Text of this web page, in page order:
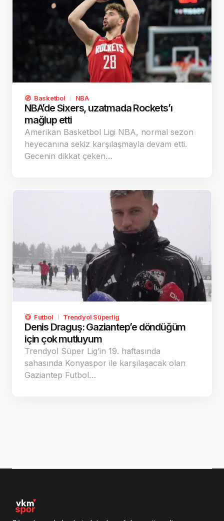
Basketbol NBA
NBA’de Sixers, uzatmada Rockets’ı
mağlup etti
Amerikan Basketbol Ligi NBA, normal sezon
heyecanına sekiz karşılaşmayla devam etti.
Gecenin dikkat çeken…
Futbol Trendyol Süperlig
Denis Draguş: Gaziantep’e döndüğüm
için çok mutluyum
Trendyol Süper Lig’in 19. haftasında
sahasında Konyaspor ile karşılaşacak olan
Gaziantep Futbol…